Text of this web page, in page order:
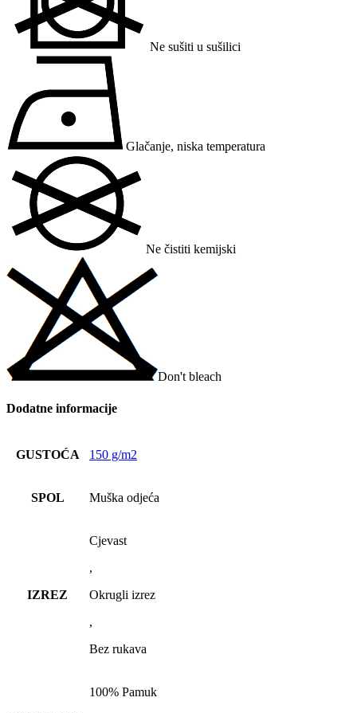
Ne sušiti u sušilici
Glačanje, niska temperatura
Ne čistiti kemijski
Don't bleach
Dodatne informacije
GUSTOĆA 150 g/m2
SPOL Muška odjeća
IZREZ
Cjevast
,
Okrugli izrez
,
Bez rukava
100% Pamuk